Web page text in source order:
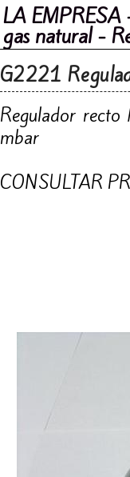
LA EMPRESA
gas natural -
G2221
Regulador
mbar
CONSULTAR